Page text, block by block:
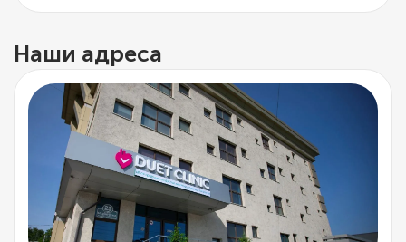
Наши адреса